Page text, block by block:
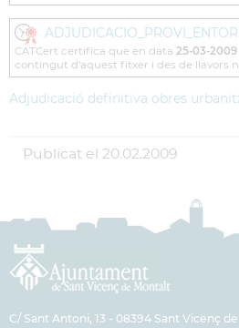
CATCert certifica que en data 25-03-2009
contingut d'aquest fitxer i des de llavors
Adjudicació definitiva obres
Publicat el 20.02.2009
C/ Sant Antoni, 13 - 08394 Sant Vicenç de